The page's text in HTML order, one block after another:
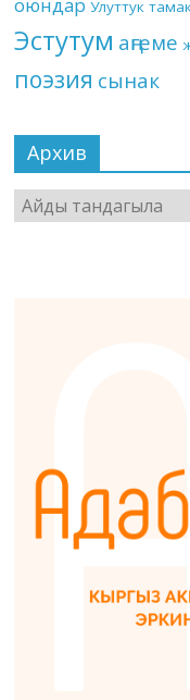
Улуттук
Эстутум аңгеме
поэзия сынак
Архив
Архив